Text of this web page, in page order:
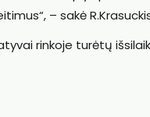
– sakė
rinkoje turėtų